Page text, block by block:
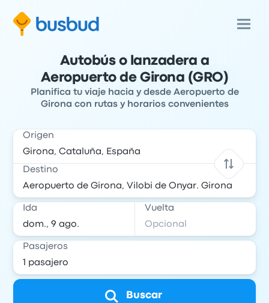
Autobús o lanzadera a
Aeropuerto de Girona (GRO)
Planifica tu viaje hacia y desde Aeropuerto de
Girona con rutas y horarios convenientes
Origen
Destino
Ida Vuelta
Pasajeros
Buscar